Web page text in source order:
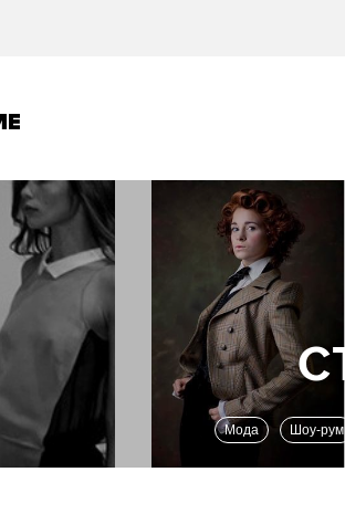
Мода Шоу-рум